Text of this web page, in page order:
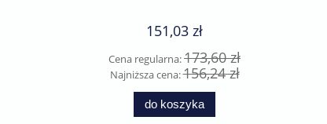
151,03 zł
Cena regularna:173,60 zł
Najniższa cena:156,24 zł
do koszyka